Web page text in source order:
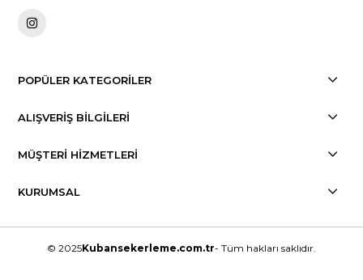
POPÜLER KATEGORİLER
ALIŞVERİŞ BİLGİLERİ
MÜŞTERİ HİZMETLERİ
KURUMSAL
© 2025Kubansekerleme.com.tr- Tüm hakları saklıdır.